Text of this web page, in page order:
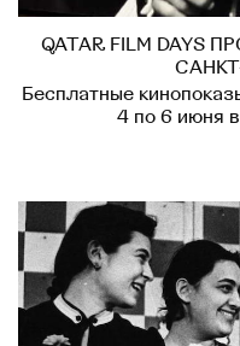
QATAR FILM DAYS
Бесплатные
4 по 6 июня